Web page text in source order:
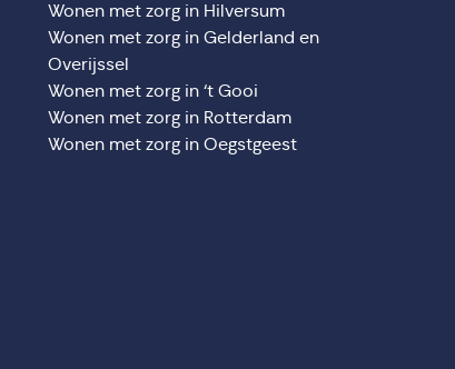
Wonen met zorg in Hilversum
Wonen met zorg in Gelderland en
Overijssel
Wonen met zorg in ‘t Gooi
Wonen met zorg in Rotterdam
Wonen met zorg in Oegstgeest